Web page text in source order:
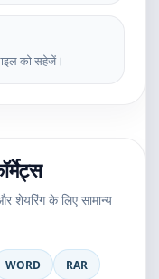
को सहेजें।
शेयरिंग के लिए सामान्य
WORD
RAR